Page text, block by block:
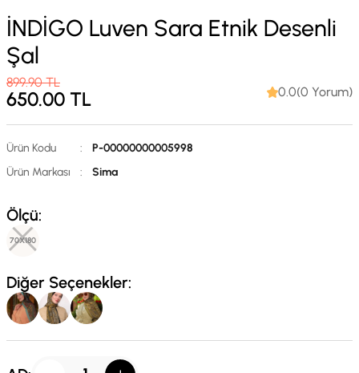
İNDİGO Luven Sara Etnik Desenli
Şal
899.90TL
650.00 TL 0.0(0 Yorum)
Ürün Kodu :
P-00000000005998
Ürün Markası
: Sima
Ölçü:
70X180
Diğer Seçenekler: